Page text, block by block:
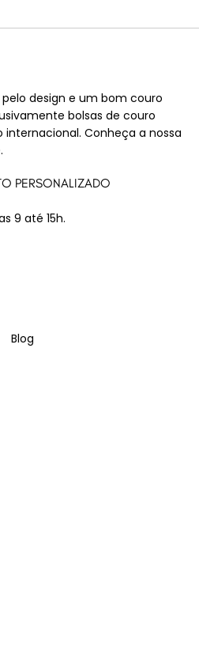
design e um bom couro
bolsas de couro
Conheça a nossa
PERSONALIZADO
9 até 15h.
Blog